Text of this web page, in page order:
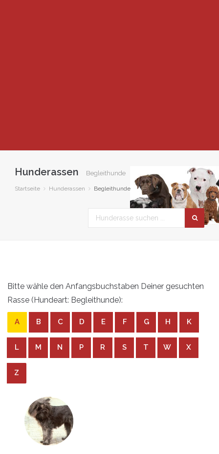
Hunderassen Begleithunde
Startseite Hunderassen Begleithunde
Bitte wähle den Anfangsbuchstaben Deiner gesuchten
Rasse (Hundeart: Begleithunde):
A B C D E F G H K
L M N P R S T W X
Z